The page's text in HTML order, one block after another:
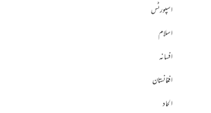
اسپورٹس
اسلام
افسانہ
افغانستان
الحاد